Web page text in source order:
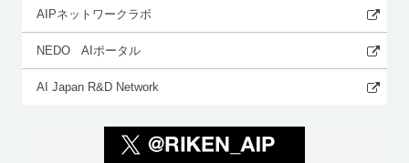
AIPネットワークラボ
NEDO AIポータル
AI Japan R&D Network